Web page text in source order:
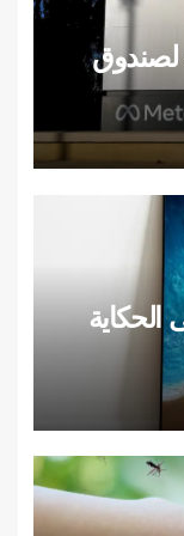
لصندوق
الحكاية